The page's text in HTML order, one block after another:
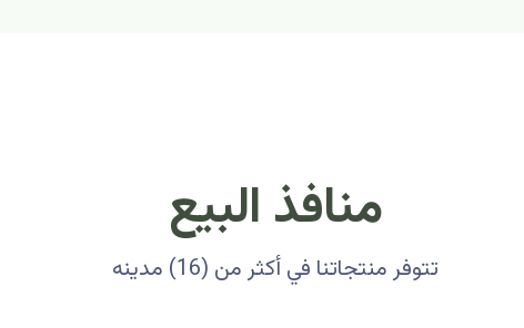
منافذ البيع
تتوفر منتجاتنا في أكثر من (16) مدينه